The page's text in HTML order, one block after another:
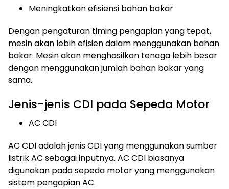
Meningkatkan efisiensi bahan bakar
Dengan pengaturan timing pengapian yang tepat,
mesin akan lebih efisien dalam menggunakan bahan
bakar. Mesin akan menghasilkan tenaga lebih besar
dengan menggunakan jumlah bahan bakar yang
sama.
Jenis-jenis CDI pada Sepeda Motor
AC CDI
AC CDI adalah jenis CDI yang menggunakan sumber
listrik AC sebagai inputnya. AC CDI biasanya
digunakan pada sepeda motor yang menggunakan
sistem pengapian AC.